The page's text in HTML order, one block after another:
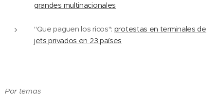
grandes multinacionales
"Que paguen los ricos": protestas en terminales de
jets privados en 23 países
Por temas